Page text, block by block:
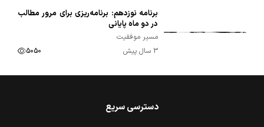
برنامه نوزدهم: برنامه‌ریزی برای مرور مطالب
در دو ماه پایانی
مسیر موفقیت
3 سال پیش
5050
دسترسی سریع